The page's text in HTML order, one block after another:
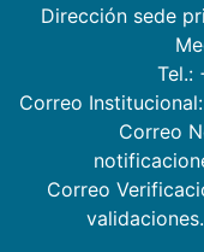
Dirección sede
Tel.:
Correo
Correo
Correo